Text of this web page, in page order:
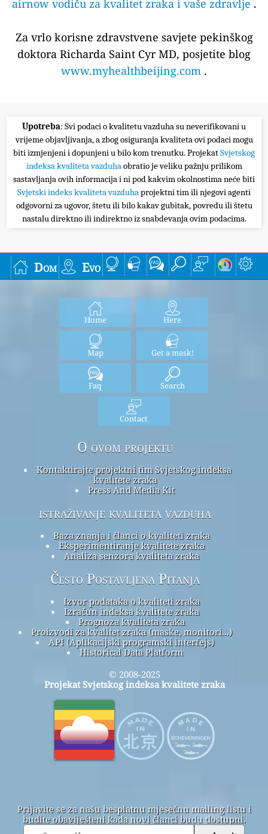
airnow vodiču za kvalitet zraka i vaše zdravlje .
Za vrlo korisne zdravstvene savjete pekinškog
doktora Richarda Saint Cyr MD, posjetite blog
www.myhealthbeijing.com .
Upotreba: Svi podaci o kvalitetu vazduha su neverifikovani u
vrijeme objavljivanja, a zbog osiguranja kvaliteta ovi podaci mogu
biti izmjenjeni i dopunjeni u bilo kom trenutku. ProjekatSvjetskog
indeksa kvaliteta vazduhaobratio je veliku pažnju prilikom
sastavljanja ovih informacija i ni pod kakvim okolnostima neće biti
Svjetski indeks kvaliteta vazduhaprojektni tim ili njegovi agenti
odgovorni za ugovor, štetu ili bilo kakav gubitak, povredu ili štetu
nastalu direktno ili indirektno iz snabdevanja ovim podacima.
Dom Evo
Home Here
Map Get a mask!
Faq Search
Contact
O ovom projektu
Kontaktirajte projektni tim Svjetskog indeksa
kvalitete zraka
Press And Media Kit
istraživanje kvaliteta vazduha
Baza znanja i članci o kvaliteti zraka
Eksperimentiranje kvalitete zraka
Analiza senzora kvaliteta zraka
Često Postavljena Pitanja
Izvor podataka o kvaliteti zraka
Izračun indeksa kvalitete zraka
Prognoza kvaliteta zraka
Proizvodi za kvalitet zraka (maske, monitori...)
API (Aplikacijski programski interfejs)
Historical Data Platform
© 2008-2025
Projekat Svjetskog indeksa kvalitete zraka
Prijavite se za našu besplatnu mjesečnu mailing listu i
budite obaviješteni kada novi članci budu dostupni.